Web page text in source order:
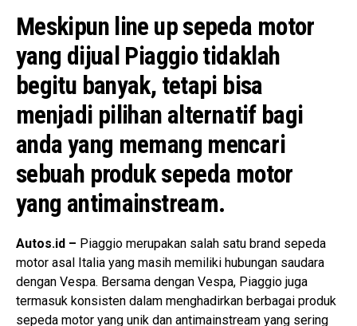
Meskipun line up sepeda motor
yang dijual Piaggio tidaklah
begitu banyak, tetapi bisa
menjadi pilihan alternatif bagi
anda yang memang mencari
sebuah produk sepeda motor
yang antimainstream.
Autos.id – Piaggio merupakan salah satu brand sepeda
motor asal Italia yang masih memiliki hubungan saudara
dengan Vespa. Bersama dengan Vespa, Piaggio juga
termasuk konsisten dalam menghadirkan berbagai produk
sepeda motor yang unik dan antimainstream yang sering